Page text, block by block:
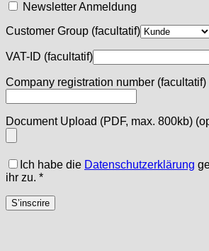
Newsletter Anmeldung
Customer Group (facultatif)
VAT-ID (facultatif)
Company registration number (facultatif)
Document Upload (PDF, max. 800kb)
Ich habe die Datenschutzerklärung
ihr zu. *
S’inscrire